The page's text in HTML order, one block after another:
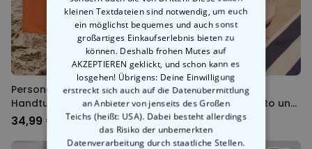
Personalisierbares
Handtuch Postkarte
34,99 €
Personalisierbare
Badelatschen mit Foto und
Text
24,99 €
kleinen Textdateien sind notwendig, um euch
ein möglichst bequemes und auch sonst
großartiges Einkaufserlebnis bieten zu
können. Deshalb frohen Mutes auf
AKZEPTIEREN geklickt, und schon kann es
losgehen! Übrigens: Deine Einwilligung
erstreckt sich auch auf die Datenübermittlung
an Anbieter von jenseits des Großen
Teichs (heißt: USA). Dabei besteht allerdings
das Risiko der unbemerkten
Datenverarbeitung durch staatliche Stellen.